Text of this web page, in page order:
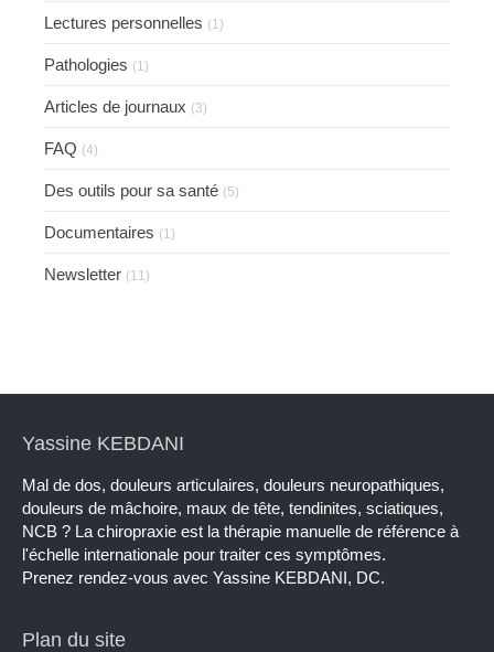
Lectures personnelles (1)
Pathologies (1)
Articles de journaux (3)
FAQ (4)
Des outils pour sa santé (5)
Documentaires (1)
Newsletter (11)
Yassine KEBDANI
Mal de dos, douleurs articulaires, douleurs neuropathiques,
douleurs de mâchoire, maux de tête, tendinites, sciatiques,
NCB ? La chiropraxie est la thérapie manuelle de référence à
l'échelle internationale pour traiter ces symptômes.
Prenez rendez-vous avec Yassine KEBDANI, DC.
Plan du site